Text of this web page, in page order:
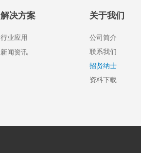
解决方案
行业应用
新闻资讯
关于我们
公司简介
联系我们
招贤纳士
资料下载